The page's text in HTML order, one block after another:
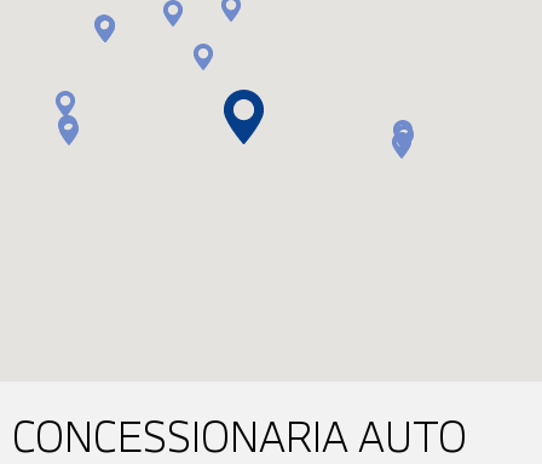
CONCESSIONARIA AUTO